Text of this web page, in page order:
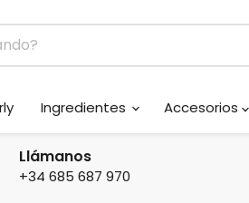
Ingredientes Accesorios
Llámanos
+34 685 687 970